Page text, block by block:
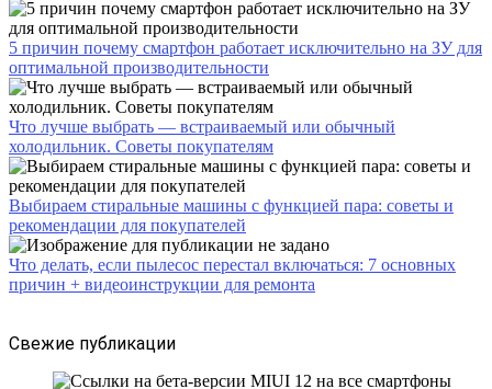
5 причин почему смартфон работает исключительно на ЗУ для
оптимальной производительности
Что лучше выбрать — встраиваемый или обычный
холодильник. Советы покупателям
Выбираем стиральные машины с функцией пара: советы и
рекомендации для покупателей
Что делать, если пылесос перестал включаться: 7 основных
причин + видеоинструкции для ремонта
Свежие публикации